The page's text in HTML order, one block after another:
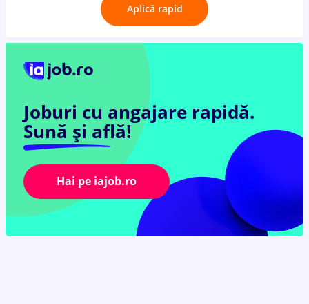
Aplică rapid
Joburi cu angajare rapidă.
Sună și află!
Hai pe iajob.ro